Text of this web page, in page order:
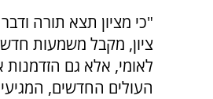
"כי מציון תצא תורה
ציון, מקבל משמעות
לאומי, אלא גם
העולים החדשים,